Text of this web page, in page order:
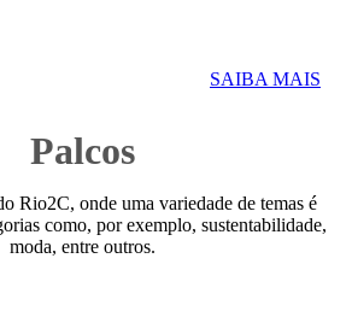
SAIBA MAIS
Palcos
Rio2C, onde uma variedade de temas é
como, por exemplo, sustentabilidade,
moda, entre outros.